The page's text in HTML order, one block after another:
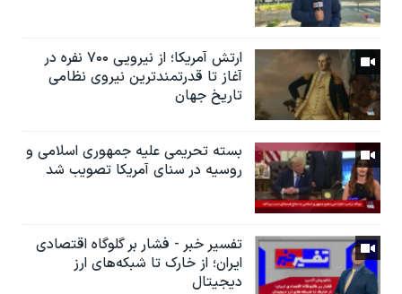
ارتش آمریکا؛ از نيرویی ۷۰۰ نفره در
آغاز تا قدرتمندترین نیروی نظامی
تاریخ جهان
بسته تحریمی علیه جمهوری اسلامی و
روسیه در سنای آمریکا تصویب شد
تفسیر خبر - فشار بر گلوگاه اقتصادی
ایران؛ از خارک تا شبکه‌های ارز
دیجیتال